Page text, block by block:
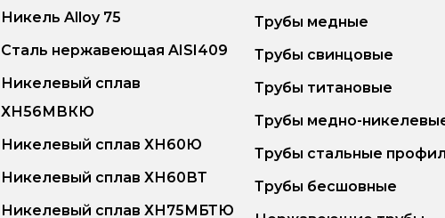
Никель Alloy 75
Сталь нержавеющая AISI409
Никелевый сплав
ХН56МВКЮ
Никелевый сплав ХН60Ю
Никелевый сплав ХН60ВТ
Никелевый сплав ХН75МБТЮ
Трубы медные
Трубы свинцовые
Трубы титановые
Трубы медно-
Трубы стальные
Трубы бесшовные